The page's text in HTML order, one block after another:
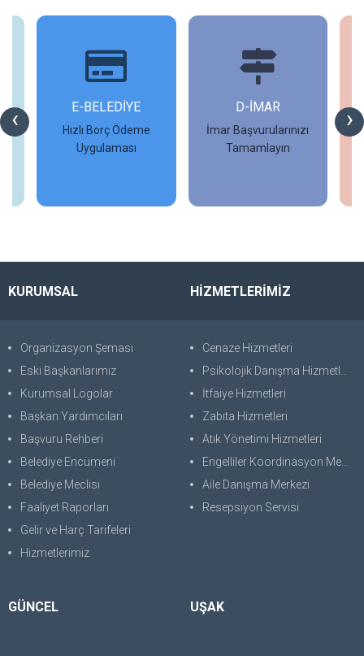
‹ ›
E-BELEDİYE
Hızlı Borç Ödeme
Uygulaması
D-İMAR
İmar Başvurularınızı
Tamamlayın
KURUMSAL
Organizasyon Şeması
Eski Başkanlarımız
Kurumsal Logolar
Başkan Yardımcıları
Başvuru Rehberi
Belediye Encümeni
Belediye Meclisi
Faaliyet Raporları
Gelir ve Harç Tarifeleri
Hizmetlerimiz
HİZMETLERİMİZ
Cenaze Hizmetleri
Psikolojik Danışma Hizmetleri
İtfaiye Hizmetleri
Zabıta Hizmetleri
Atık Yönetimi Hizmetleri
Engelliler Koordinasyon Merkezi
Aile Danışma Merkezi
Resepsiyon Servisi
GÜNCEL UŞAK